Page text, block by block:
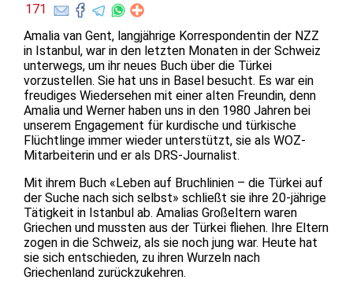
171
Amalia van Gent, langjährige Korrespondentin der NZZ
in Istanbul, war in den letzten Monaten in der Schweiz
unterwegs, um ihr neues Buch über die Türkei
vorzustellen. Sie hat uns in Basel besucht. Es war ein
freudiges Wiedersehen mit einer alten Freundin, denn
Amalia und Werner haben uns in den 1980 Jahren bei
unserem Engagement für kurdische und türkische
Flüchtlinge immer wieder unterstützt, sie als WOZ-
Mitarbeiterin und er als DRS-Journalist.
Mit ihrem Buch «Leben auf Bruchlinien – die Türkei auf
der Suche nach sich selbst» schließt sie ihre 20-jährige
Tätigkeit in Istanbul ab. Amalias Großeltern waren
Griechen und mussten aus der Türkei fliehen. Ihre Eltern
zogen in die Schweiz, als sie noch jung war. Heute hat
sie sich entschieden, zu ihren Wurzeln nach
Griechenland zurückzukehren.